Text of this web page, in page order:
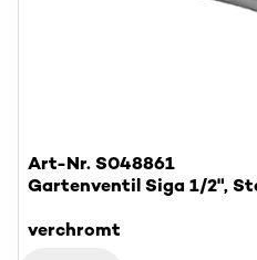
Art-Nr. S048861
Gartenventil Siga 1/2",
verchromt